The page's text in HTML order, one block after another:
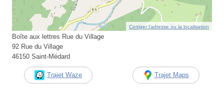
Corriger l’adresse ou la localisation
Boîte aux lettres Rue du Village
92 Rue du Village
46150 Saint-Médard
Trajet Waze Trajet Maps